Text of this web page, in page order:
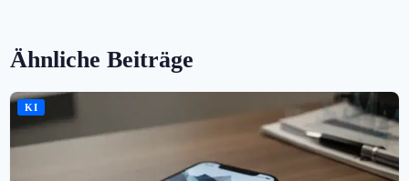
Ähnliche Beiträge
KI